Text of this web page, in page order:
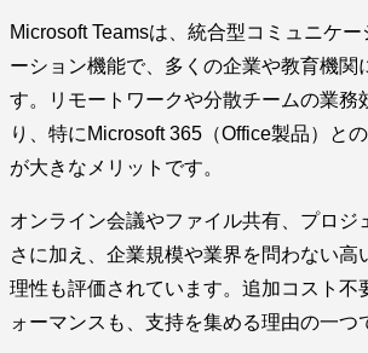
Microsoft Teamsは、統合型コミュニケ
ーション機能で、多くの企業や教育機関
す。リモートワークや分散チームの業務
り、特にMicrosoft 365（Office製品）と
が大きなメリットです。
オンライン会議やファイル共有、プロジ
さに加え、企業規模や業界を問わない高
理性も評価されています。追加コスト不
ォーマンスも、支持を集める理由の一つ